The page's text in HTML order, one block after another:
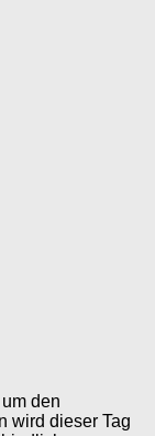
den
wird dieser Tag